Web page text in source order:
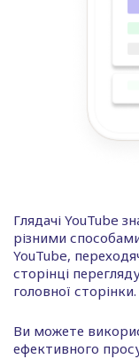
Глядачі YouTube
різними
YouTube,
сторінці
головної сторінки.
Ви можете
ефективного